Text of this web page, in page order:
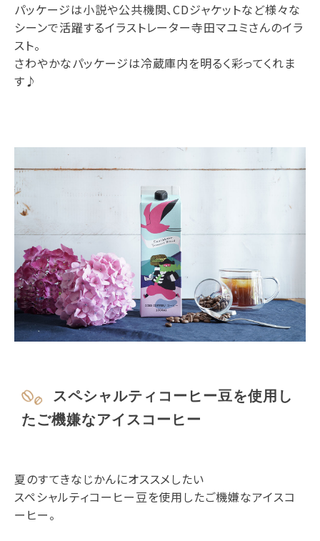
パッケージは小説や公共機関、CDジャケットなど様々な
シーンで活躍するイラストレーター寺田マユミさんのイラ
スト。
さわやかなパッケージは冷蔵庫内を明るく彩ってくれま
す♪
スペシャルティコーヒー豆を使用し
たご機嫌なアイスコーヒー
夏のすてきなじかんにオススメしたい
スペシャルティコーヒー豆を使用したご機嫌なアイスコ
ーヒー。